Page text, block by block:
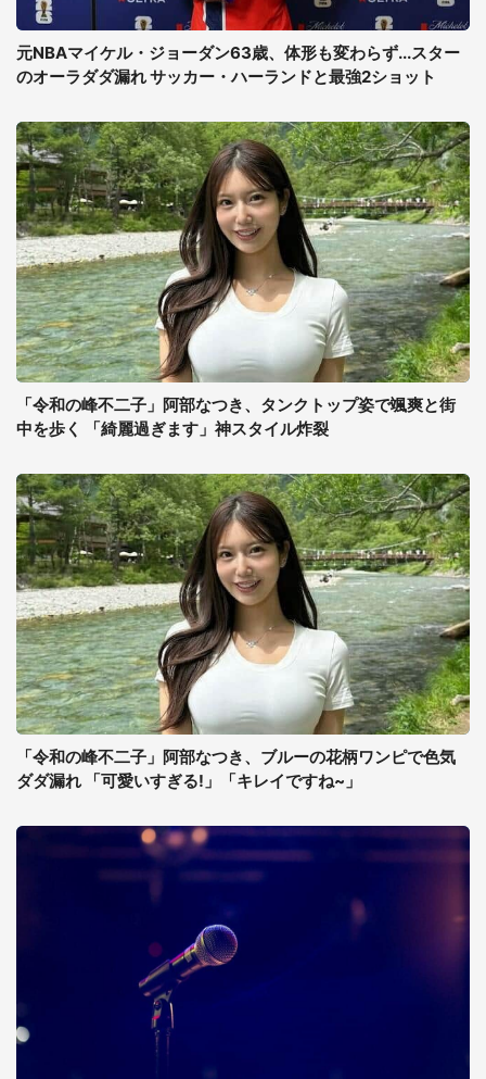
元NBAマイケル・ジョーダン63歳、体形も変わらず...スター
のオーラダダ漏れ サッカー・ハーランドと最強2ショット
「令和の峰不二子」阿部なつき、タンクトップ姿で颯爽と街
中を歩く 「綺麗過ぎます」神スタイル炸裂
「令和の峰不二子」阿部なつき、ブルーの花柄ワンピで色気
ダダ漏れ 「可愛いすぎる!」「キレイですね~」